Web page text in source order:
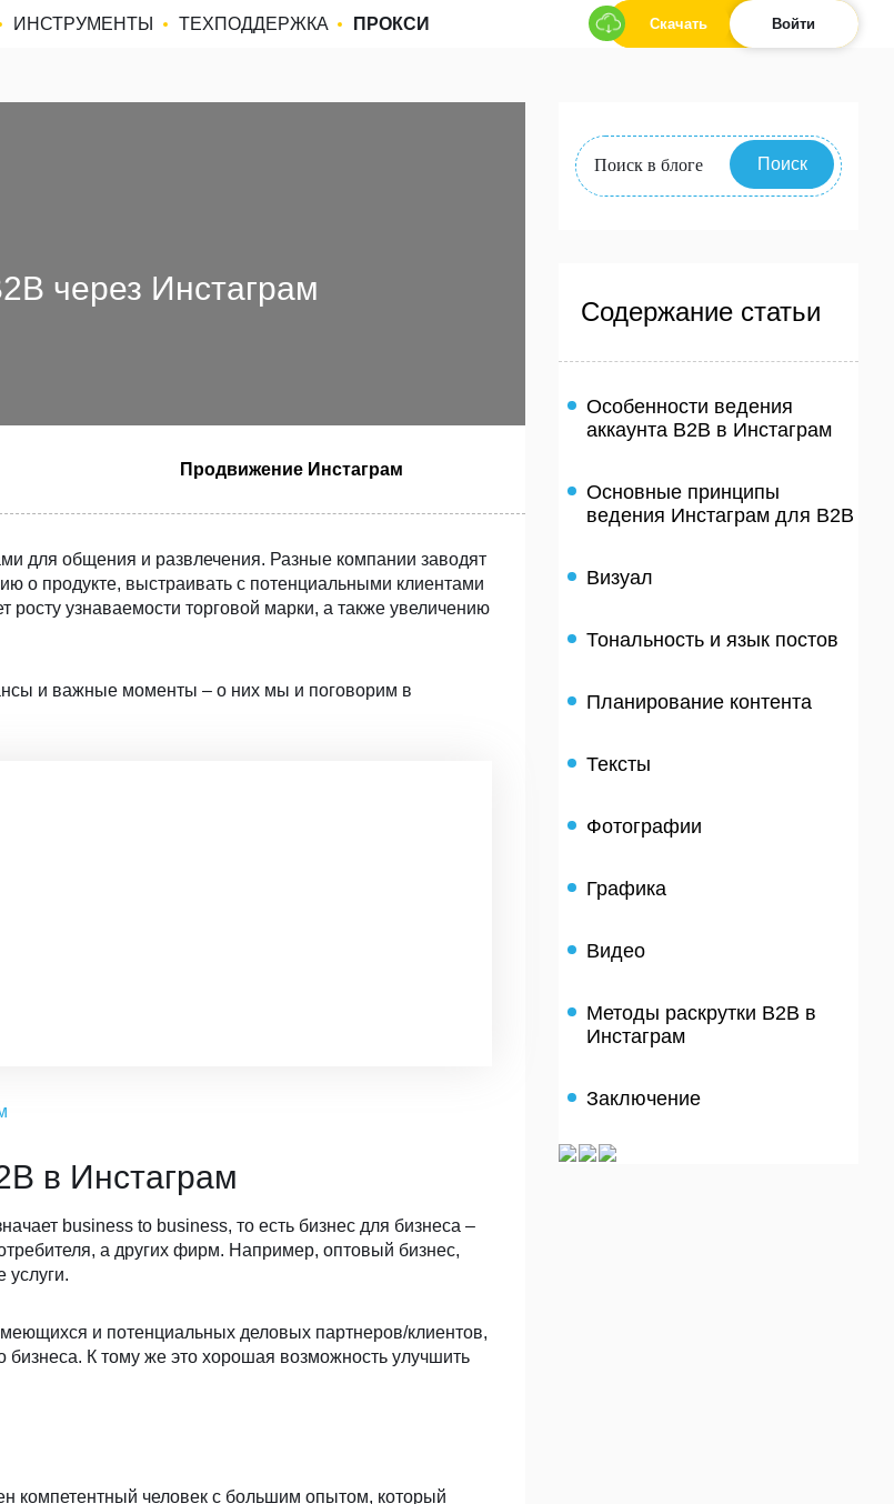
ИНСТРУМЕНТЫ ТЕХПОДДЕРЖКА ПРОКСИ Скачать Войти
через Инстаграм
Продвижение Инстаграм
для общения и развлечения. Разные компании заводят
о продукте, выстраивать с потенциальными клиентами
росту узнаваемости торговой марки, а также увеличению
и важные моменты – о них мы и поговорим в
в Инстаграм
business to business, то есть бизнес для бизнеса –
а других фирм. Например, оптовый бизнес,
услуги.
и потенциальных деловых партнеров/клиентов,
К тому же это хорошая возможность улучшить
компетентный человек с большим опытом, который
Поиск
Содержание статьи
Особенности ведения
аккаунта B2B в Инстаграм
Основные принципы
ведения Инстаграм для B2B
Визуал
Тональность и язык постов
Планирование контента
Тексты
Фотографии
Графика
Видео
Методы раскрутки B2B в
Инстаграм
Заключение